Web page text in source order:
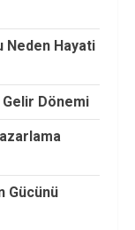
Neden Hayati
Dönemi
Gücünü